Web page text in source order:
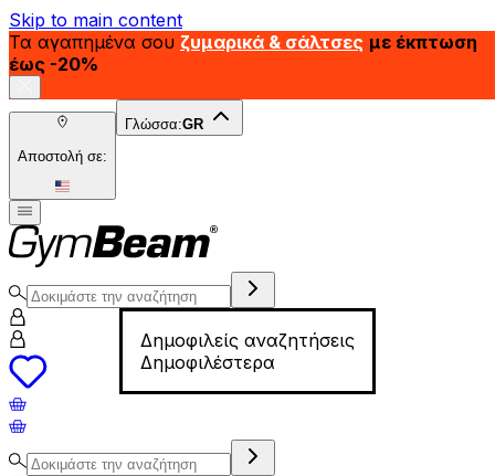
Skip to main content
Τα αγαπημένα σου ζυμαρικά & σάλτσες με έκπτωση
έως -20%
Αποστολή σε:
Γλώσσα:GR
Δημοφιλείς αναζητήσεις
Δημοφιλέστερα